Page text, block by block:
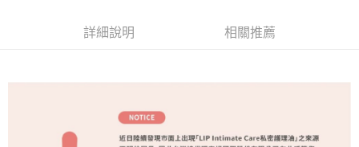
是否繳費成功／繳費後需取消欲退款等相關疑問，請聯繫「AFTEE先享後付
客戶支援中心」https://netprotections.freshdesk.com/support/home
１．透過由恩沛科技股份有限公司提供之「AFTEE先享後付」服務完成之交
權轉讓予恩沛科技股份有限公司。
２．關於個人資料處理事宜，請瀏覽以下網址：
https://aftee.tw/terms/#terms3
每筆NT$100，滿NT$600(含以上)免運費
每筆NT$100，滿NT$600(含以上)免運費
每筆NT$100，滿NT$600(含以上)免運費
詳細說明 相關推薦